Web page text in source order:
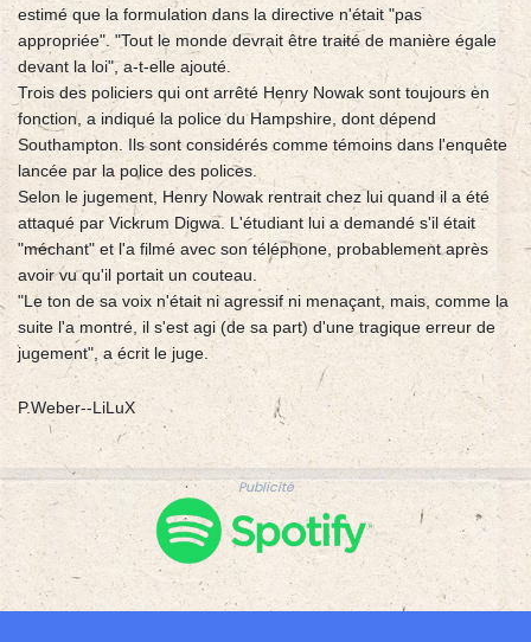
estimé que la formulation dans la directive n'était "pas
appropriée". "Tout le monde devrait être traité de manière égale
devant la loi", a-t-elle ajouté.
Trois des policiers qui ont arrêté Henry Nowak sont toujours en
fonction, a indiqué la police du Hampshire, dont dépend
Southampton. Ils sont considérés comme témoins dans l'enquête
lancée par la police des polices.
Selon le jugement, Henry Nowak rentrait chez lui quand il a été
attaqué par Vickrum Digwa. L'étudiant lui a demandé s'il était
"méchant" et l'a filmé avec son téléphone, probablement après
avoir vu qu'il portait un couteau.
"Le ton de sa voix n'était ni agressif ni menaçant, mais, comme la
suite l'a montré, il s'est agi (de sa part) d'une tragique erreur de
jugement", a écrit le juge.
P.Weber--LiLuX
Publicité